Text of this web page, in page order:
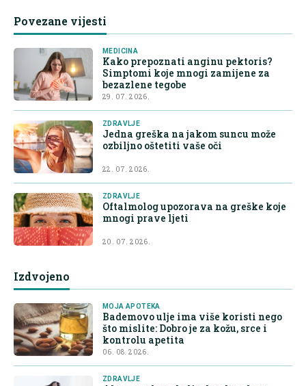
Povezane vijesti
MEDICINA
Kako prepoznati anginu pektoris?
Simptomi koje mnogi zamijene za
bezazlene tegobe
29. 07. 2026.
ZDRAVLJE
Jedna greška na jakom suncu može
ozbiljno oštetiti vaše oči
22. 07. 2026.
ZDRAVLJE
Oftalmolog upozorava na greške koje
mnogi prave ljeti
20. 07. 2026.
Izdvojeno
MOJA APOTEKA
Bademovo ulje ima više koristi nego
što mislite: Dobro je za kožu, srce i
kontrolu apetita
06. 08. 2026.
ZDRAVLJE